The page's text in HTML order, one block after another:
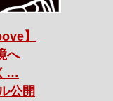
】
へ
…
公開